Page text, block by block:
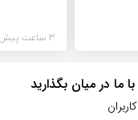
3 ساعت پیش
ما در میان بگذارید